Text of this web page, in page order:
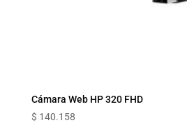
Cámara Web HP 320 FHD
$ 140.158